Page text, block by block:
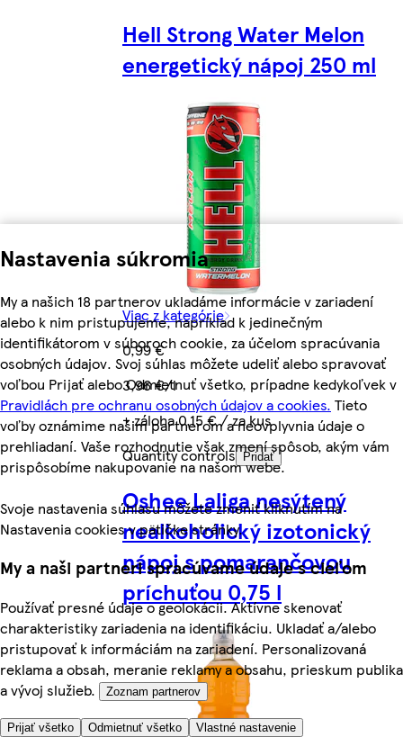
Nastavenia súkromia
My a našich 18 partnerov ukladáme informácie v zariadení
alebo k nim pristupujeme, napríklad k jedinečným
identifikátorom v súboroch cookie, za účelom spracúvania
osobných údajov. Svoj súhlas môžete udeliť alebo spravovať
voľbou Prijať alebo Odmietnuť všetko, prípadne kedykoľvek v
Pravidlách pre ochranu osobných údajov a cookies. Tieto
voľby oznámime našim partnerom a neovplyvnia údaje o
prehliadaní. Vaše rozhodnutie však zmení spôsob, akým vám
prispôsobíme nakupovanie na našom webe.
Svoje nastavenia súhlasu môžete zmeniť kliknutím na
Nastavenia cookies v pätičke stránky.
My a naši partneri spracúvame údaje s cieľom
Používať presné údaje o geolokácii. Aktívne skenovať
charakteristiky zariadenia na identifikáciu. Ukladať a/alebo
pristupovať k informáciám na zariadení. Personalizovaná
reklama a obsah, meranie reklamy a obsahu, prieskum publika
a vývoj služieb.
Zoznam partnerov
Prijať všetko Odmietnuť všetko Vlastné nastavenie
Hell Strong Water Melon
energetický nápoj 250 ml
Viac z kategórie
0,99 €
3,96 €/l
+ záloha 0,15 € / za kus
Quantity controls
Pridať
Oshee Laliga nesýtený
nealkoholický izotonický
nápoj s pomarančovou
príchuťou 0,75 l